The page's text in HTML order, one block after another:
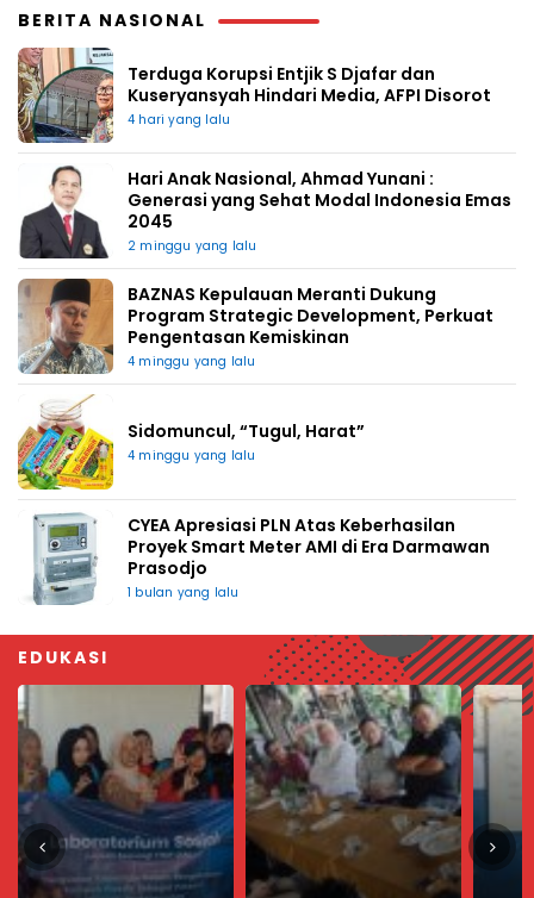
BERITA NASIONAL
Terduga Korupsi Entjik S Djafar dan
Kuseryansyah Hindari Media, AFPI Disorot
4 hari yang lalu
Hari Anak Nasional, Ahmad Yunani :
Generasi yang Sehat Modal Indonesia Emas
2045
2 minggu yang lalu
BAZNAS Kepulauan Meranti Dukung
Program Strategic Development, Perkuat
Pengentasan Kemiskinan
4 minggu yang lalu
Sidomuncul, “Tugul, Harat”
4 minggu yang lalu
CYEA Apresiasi PLN Atas Keberhasilan
Proyek Smart Meter AMI di Era Darmawan
Prasodjo
1 bulan yang lalu
EDUKASI